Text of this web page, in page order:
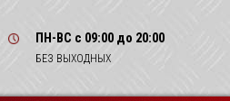
ПН-ВС с 09:00 до 20:00
БЕЗ ВЫХОДНЫХ